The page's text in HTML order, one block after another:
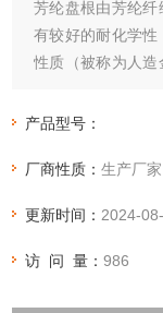
芳纶盘根由芳纶纤
有较好的耐化学
性质（被称为人
产品型号：
厂商性质：生产厂家
更新时间： 2024-
访 问 量：986